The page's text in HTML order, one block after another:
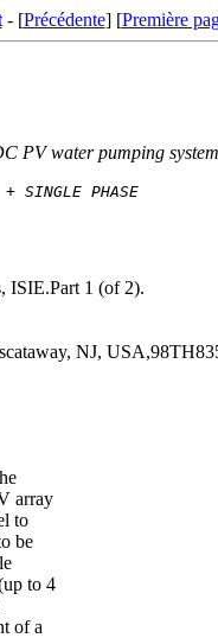
- [Précédente] [Première
PV water pumping
+ SINGLE PHASE
ISIE.Part 1 (of 2).
NJ,
array
to
be
to 4
of a